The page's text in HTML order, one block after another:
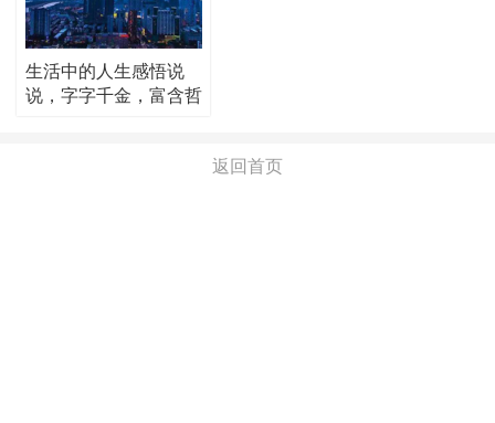
生活中的人生感悟说
说，字字千金，富含哲
返回首页